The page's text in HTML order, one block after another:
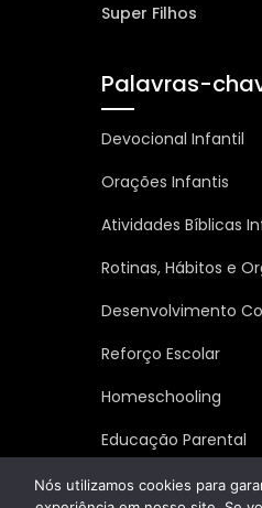
Super Filhos
Palavras-
Devocional Infantil
Orações Infantis
Atividades Bíblicas
Rotinas, Hábitos e
Desenvolvimento
Reforço Escolar
Homeschooling
Educação Parental
Inteligência
Nós utilizamos cookies para